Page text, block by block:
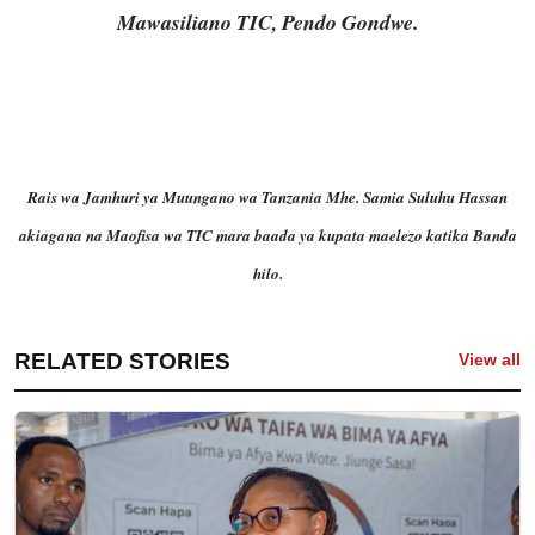
Mawasiliano TIC, Pendo Gondwe.
Rais wa Jamhuri ya Muungano wa Tanzania Mhe. Samia Suluhu Hassan
akiagana na Maofisa wa TIC mara baada ya kupata maelezo katika Banda
hilo.
RELATED STORIES View all